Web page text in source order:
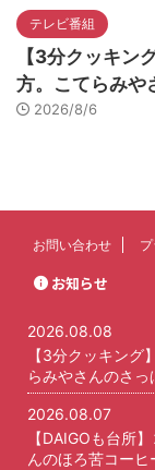
テレビ番組
【3分クッキン
方。こてらみや
2026/8/6
お問い合わせ
お知らせ
2026.08.08
【3分クッキング
らみやさんのさ
2026.08.07
【DAIGOも台所
んのほろ苦コーヒ